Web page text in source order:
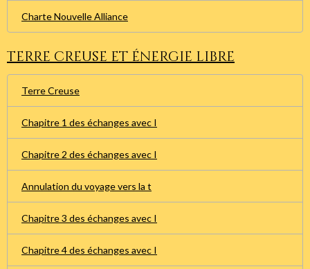
Charte Nouvelle Alliance
Terre creuse et énergie libre
Terre Creuse
Chapitre 1 des échanges avec I
Chapitre 2 des échanges avec I
Annulation du voyage vers la t
Chapitre 3 des échanges avec I
Chapitre 4 des échanges avec I